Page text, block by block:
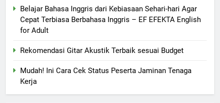
Belajar Bahasa Inggris dari Kebiasaan Sehari-hari Agar
Cepat Terbiasa Berbahasa Inggris – EF EFEKTA English
for Adult
Rekomendasi Gitar Akustik Terbaik sesuai Budget
Mudah! Ini Cara Cek Status Peserta Jaminan Tenaga
Kerja